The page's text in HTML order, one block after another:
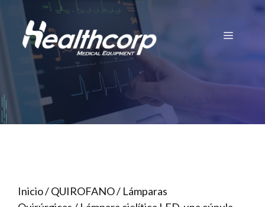
Saltar
contenido
Menú
Inicio/QUIROFANO/ Lámparas